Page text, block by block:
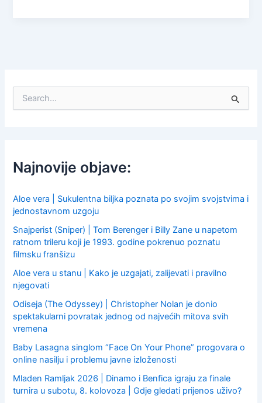
f
o
:
Najnovije objave:
Aloe vera | Sukulentna biljka poznata po svojim svojstvima i
jednostavnom uzgoju
Snajperist (Sniper) | Tom Berenger i Billy Zane u napetom
ratnom trileru koji je 1993. godine pokrenuo poznatu
filmsku franšizu
Aloe vera u stanu | Kako je uzgajati, zalijevati i pravilno
njegovati
Odiseja (The Odyssey) | Christopher Nolan je donio
spektakularni povratak jednog od najvećih mitova svih
vremena
Baby Lasagna singlom “Face On Your Phone” progovara o
online nasilju i problemu javne izloženosti
Mladen Ramljak 2026 | Dinamo i Benfica igraju za finale
turnira u subotu, 8. kolovoza | Gdje gledati prijenos uživo?